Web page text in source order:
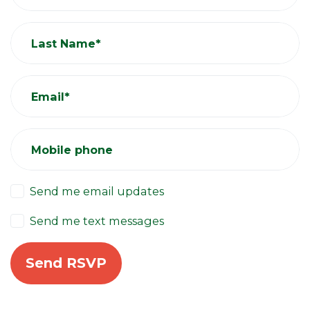
Last Name*
Email*
Mobile phone
Send me email updates
Send me text messages